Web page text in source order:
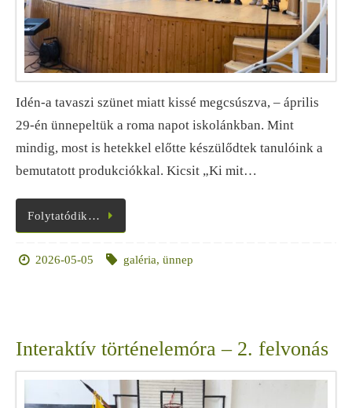
Idén-a tavaszi szünet miatt kissé megcsúszva, – április
29-én ünnepeltük a roma napot iskolánkban. Mint
mindig, most is hetekkel előtte készülődtek tanulóink a
bemutatott produkciókkal. Kicsit „Ki mit…
Folytatódik…
2026-05-05 galéria, ünnep
Interaktív történelemóra – 2. felvonás